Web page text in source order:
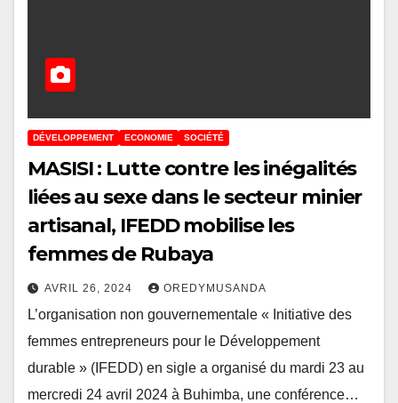
DÉVELOPPEMENT ECONOMIE SOCIÉTÉ
MASISI : Lutte contre les inégalités
liées au sexe dans le secteur minier
artisanal, IFEDD mobilise les
femmes de Rubaya
AVRIL 26, 2024 OREDYMUSANDA
L’organisation non gouvernementale « Initiative des
femmes entrepreneurs pour le Développement
durable » (IFEDD) en sigle a organisé du mardi 23 au
mercredi 24 avril 2024 à Buhimba, une conférence…